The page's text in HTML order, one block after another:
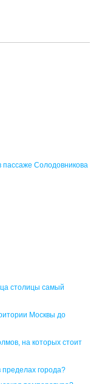
пассаже Солодовникова
столицы самый
Москвы до
на которых стоит
пределах города?